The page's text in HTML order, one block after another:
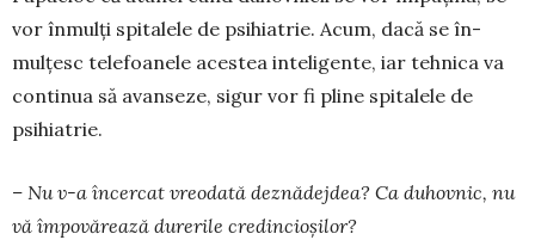
vor înmulți spitalele de psihia­trie. Acum, dacă se în­
mulțesc telefoanele acestea inteligente, iar tehnica va
continua să avanseze, sigur vor fi pline spitalele de
psihiatrie.
– Nu v-a încercat vreodată deznă­dejdea? Ca duhovnic, nu
vă împovă­rează durerile credincioșilor?